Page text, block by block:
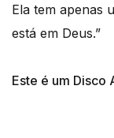
Ela tem apenas
está em Deus.”
Este é um Disco